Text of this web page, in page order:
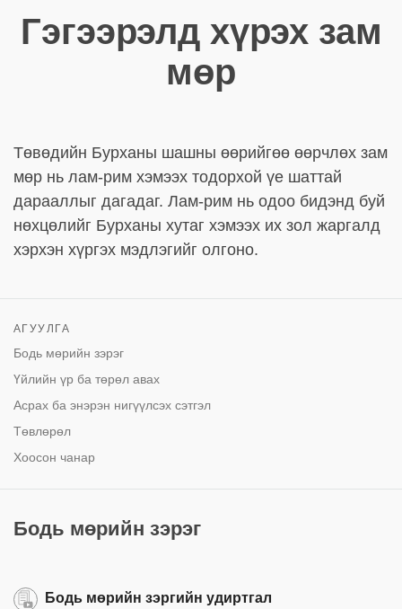
Гэгээрэлд хүрэх зам
мөр
Төвөдийн Бурханы шашны өөрийгөө өөрчлөх зам
мөр нь лам-рим хэмээх тодорхой үе шаттай
дарааллыг дагадаг. Лам-рим нь одоо бидэнд буй
нөхцөлийг Бурханы хутаг хэмээх их зол жаргалд
хэрхэн хүргэх мэдлэгийг олгоно.
АГУУЛГА
Бодь мөрийн зэрэг
Үйлийн үр ба төрөл авах
Асрах ба энэрэн нигүүлсэх сэтгэл
Төвлөрөл
Хоосон чанар
Бодь мөрийн зэрэг
Бодь мөрийн зэргийн удиртгал